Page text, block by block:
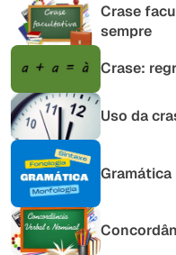
Crase
sempre
Crase:
Uso da
Gramática